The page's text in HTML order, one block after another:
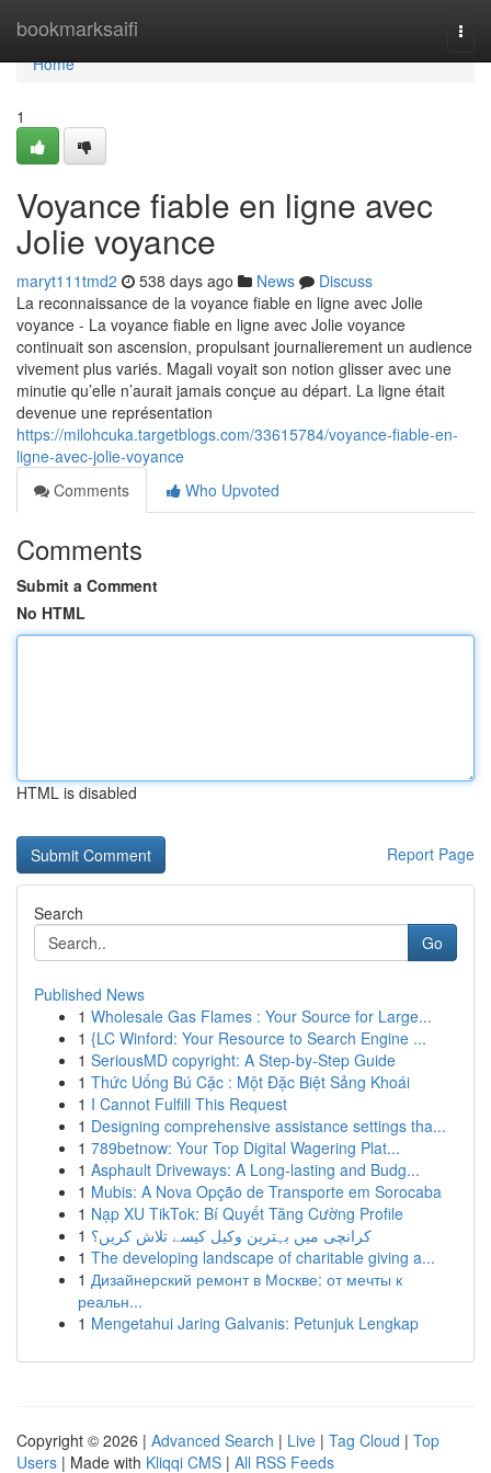
bookmarksaifi
Home
Home
1
Voyance fiable en ligne avec
Jolie voyance
maryt111tmd2 538 days ago News
Discuss
La reconnaissance de la voyance fiable en ligne avec Jolie
voyance - La voyance fiable en ligne avec Jolie voyance
continuait son ascension, propulsant journalierement un audience
vivement plus variés. Magali voyait son notion glisser avec une
minutie qu’elle n’aurait jamais conçue au départ. La ligne était
devenue une représentation
https://milohcuka.targetblogs.com/33615784/voyance-fiable-en-
ligne-avec-jolie-voyance
Comments
Who Upvoted
Comments
Submit a Comment
No HTML
HTML is disabled
Report Page
Search
Go
Published News
1 Wholesale Gas Flames : Your Source for Large...
1 {LC Winford: Your Resource to Search Engine ...
1 SeriousMD copyright: A Step-by-Step Guide
1 Thức Uống Bú Cặc : Một Đặc Biệt Sảng Khoái
1 I Cannot Fulfill This Request
1 Designing comprehensive assistance settings tha...
1 789betnow: Your Top Digital Wagering Plat...
1 Asphault Driveways: A Long-lasting and Budg...
1 Mubis: A Nova Opção de Transporte em Sorocaba
1 Nạp XU TikTok: Bí Quyết Tăng Cường Profile
1 کرانچی میں بہترین وکیل کیسے تلاش کریں؟
1 The developing landscape of charitable giving a...
1 Дизайнерский ремонт в Москве: от мечты к
реальн...
1 Mengetahui Jaring Galvanis: Petunjuk Lengkap
Copyright © 2026 | Advanced Search | Live | Tag Cloud | Top
Users | Made with Kliqqi CMS | All RSS Feeds